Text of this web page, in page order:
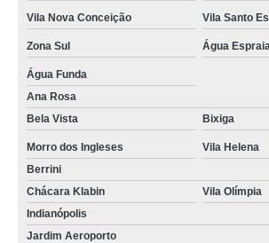
Vila Nova Conceição Vila Santo
Zona Sul Água
Água Funda
Ana Rosa
Bela Vista
Bixiga
Morro dos Ingleses
Vila Helena
Berrini
Chácara Klabin
Vila Olímpia
Indianópolis
Jardim Aeroporto